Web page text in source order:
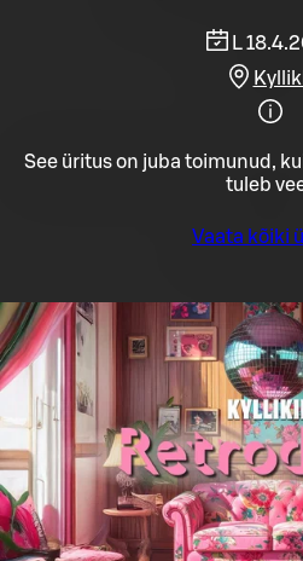
L
See üritus on juba toimunud,
tuleb
Vaata kõiki